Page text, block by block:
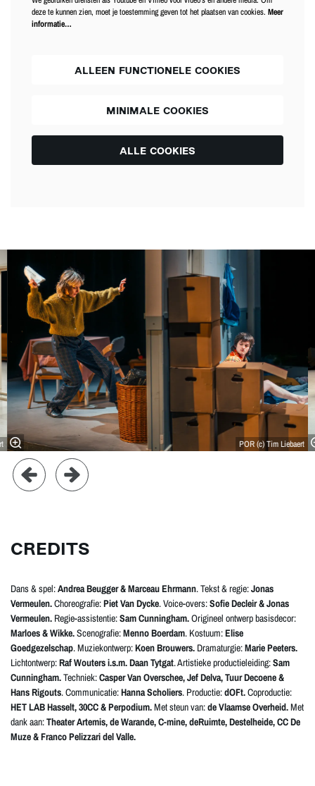
deze te kunnen zien, moet je toestemming geven tot het plaatsen van cookies. Meer
informatie…
ALLEEN FUNCTIONELE COOKIES
MINIMALE COOKIES
ALLE COOKIES
POR (c) Tim Liebaert
CREDITS
Dans & spel:Andrea Beugger & Marceau Ehrmann. Tekst & regie:Jonas
Vermeulen.Choreografie:Piet Van Dycke. Voice-overs:Sofie Decleir & Jonas
Vermeulen. Regie-assistentie:Sam Cunningham.Origineel ontwerp basisdecor:
Marloes & Wikke.Scenografie:Menno Boerdam. Kostuum:Elise
Goedgezelschap. Muziekontwerp:Koen Brouwers. Dramaturgie:Marie Peeters.
Lichtontwerp:Raf Wouters i.s.m. Daan Tytgat. Artistieke productieleiding:Sam
Cunningham.Techniek:Casper Van Overschee, Jef Delva, Tuur Decoene &
Hans Rigouts. Communicatie:Hanna Scholiers. Productie:dOFt.Coproductie:
HET LAB Hasselt, 30CC & Perpodium.Met steun van:de Vlaamse Overheid.Met
dank aan:Theater Artemis, de Warande, C-mine, deRuimte, Destelheide, CC De
Muze & Franco Pelizzari del Valle.